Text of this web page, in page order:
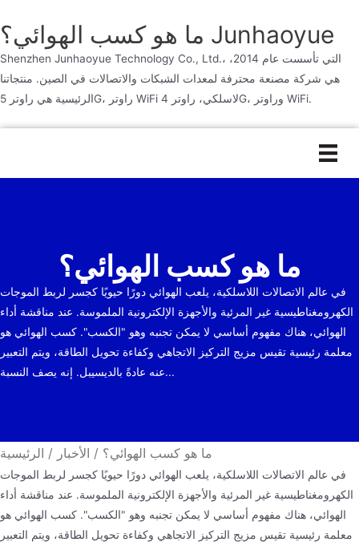
ما هو كسب الهوائي؟ Junhaoyue
Shenzhen Junhaoyue Technology Co., Ltd.، التي تأسست عام 2014،
هي شركة مصنعة محترفة لمعدات الشبكات والاتصالات في الصين. منتجاتنا
الرئيسية هي راوتر 5G، راوتر WiFi لاسلكي، راوتر 4G، وراوتر WiFi.
المحتوى
ما هو كسب الهوائي؟
في عالم الاتصالات اللاسلكية، يلعب الهوائي دورًا حيويًا كجسر لربط الموجات
الكهرومغناطيسية غير المرئية والأجهزة الإلكترونية الملموسة. عند مناقشة أداء
الهوائي، هناك مفهوم أساسي لا يمكن تجنبه وهو "الكسب". كسب الهوائي هو
معلمة رئيسية تقيس مزيج التركيز الاتجاهي وكفاءة تحويل الطاقة، ويتم التعبير
عنه عادةً بالديسيبل. إنه يصف النسبة...
الرئيسية / الأخبار / ما هو كسب الهوائي؟
في عالم الاتصالات اللاسلكية، يلعب الهوائي دورًا حيويًا كجسر لربط الموجات
الكهرومغناطيسية غير المرئية والأجهزة الإلكترونية الملموسة. عند مناقشة أداء
الهوائي، هناك مفهوم أساسي لا يمكن تجنبه وهو "الكسب". كسب الهوائي هو
معلمة رئيسية تقيس مزيج التركيز الاتجاهي وكفاءة تحويل الطاقة، ويتم التعبير